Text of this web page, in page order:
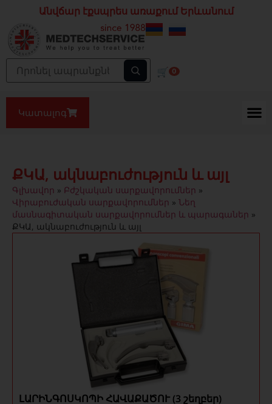
Անվճար էքսպրես առաքում Երևանում
🛒 0
Կատալոգ
ՔԿԱ, ակնաբուժություն և այլ
Գլխավոր » Բժշկական սարքավորումներ »
Վիրաբուժական սարքավորումներ » Նեղ
մասնագիտական սարքավորումներ և պարագաներ »
ՔԿԱ, ակնաբուժություն և այլ
ԼԱՐԻՆԳՈՍԿՈՊԻ ՀԱՎԱՔԱԾՈՒ (3 շեղբեր)